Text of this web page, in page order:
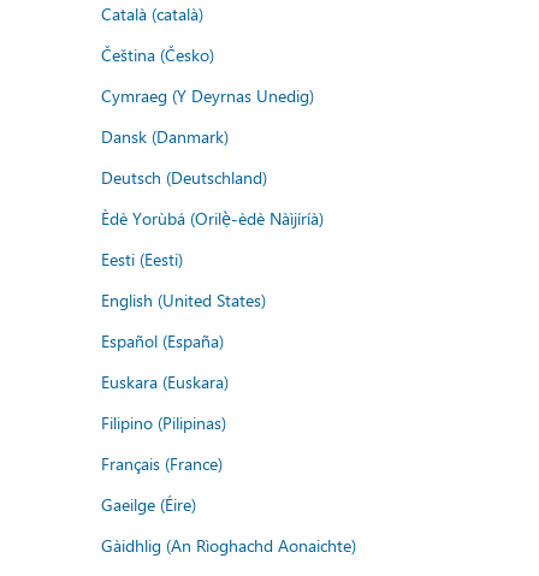
Català (català)
Čeština (Česko)
Cymraeg (Y Deyrnas Unedig)
Dansk (Danmark)
Deutsch (Deutschland)
Èdè Yorùbá (Orilẹ̀-èdè Nàìjíríà)
Eesti (Eesti)
English (United States)
Español (España)
Euskara (Euskara)
Filipino (Pilipinas)
Français (France)
Gaeilge (Éire)
Gàidhlig (An Rìoghachd Aonaichte)